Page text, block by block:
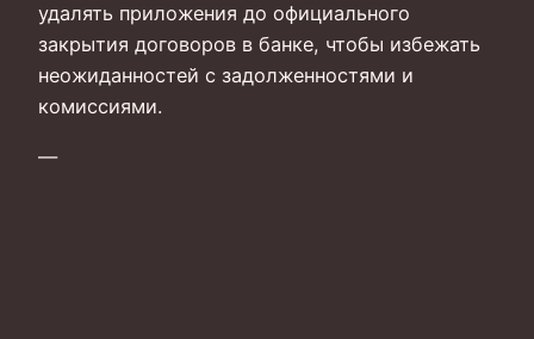
удалять приложения до официального
закрытия договоров в банке, чтобы избежать
неожиданностей с задолженностями и
комиссиями.
—